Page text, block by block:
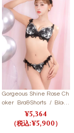
Gorgeous Shine Rose Ch
oker Bra&Shorts / Black
ゴージャスシャインロー
ズチョーカーブラ＆ショ
ーツ / ブラック【LB550
5,364
5,900